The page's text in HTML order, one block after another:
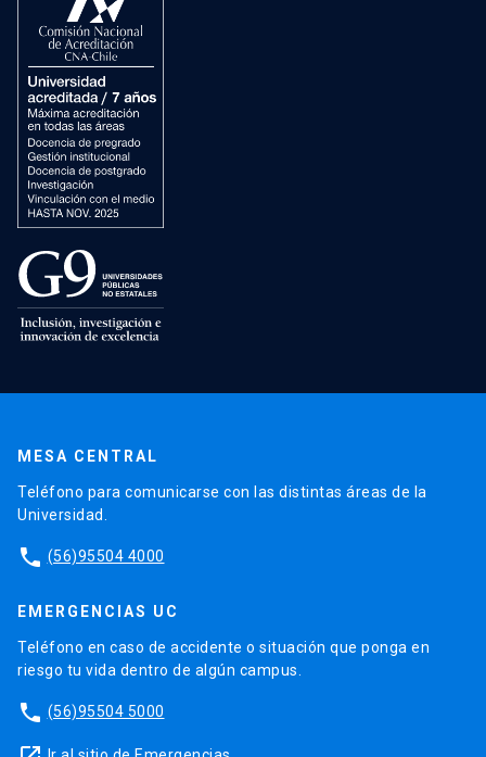
MESA CENTRAL
Teléfono para comunicarse con las distintas áreas de la
Universidad.
phone (56)95504 4000
EMERGENCIAS UC
Teléfono en caso de accidente o situación que ponga en
riesgo tu vida dentro de algún campus.
phone (56)95504 5000